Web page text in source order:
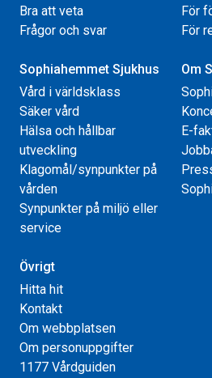
Bra att veta
Frågor och svar
För
För
Sophiahemmet Sjukhus
Vård i världsklass
Säker vård
Hälsa och hållbar
utveckling
Klagomål/synpunkter på
vården
Synpunkter på miljö eller
service
Om
E-
Övrigt
Hitta hit
Kontakt
Om webbplatsen
Om personuppgifter
1177 Vårdguiden